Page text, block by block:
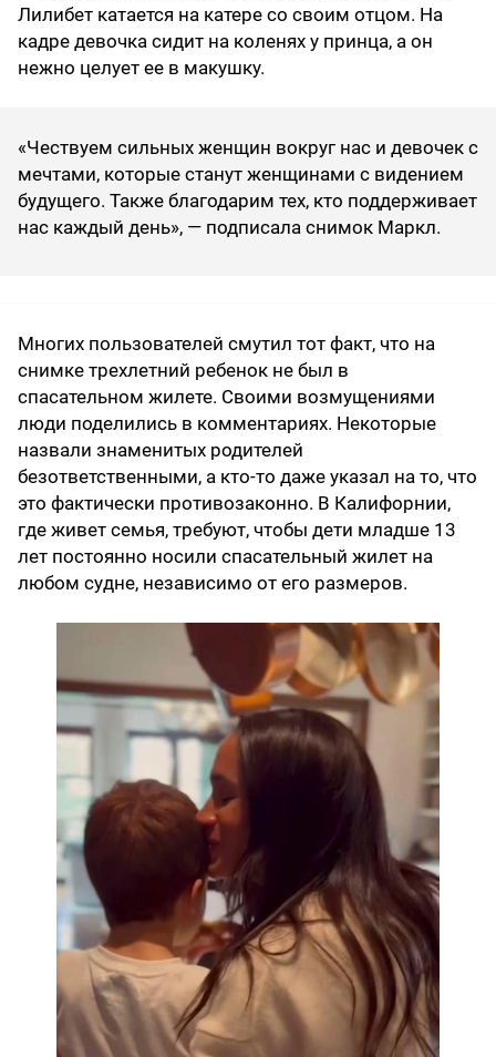
Лилибет катается на катере со своим отцом. На
кадре девочка сидит на коленях у принца, а он
нежно целует ее в макушку.
«Чествуем сильных женщин вокруг нас и девочек с
мечтами, которые станут женщинами с видением
будущего. Также благодарим тех, кто поддерживает
нас каждый день», — подписала снимок Маркл.
Многих пользователей смутил тот факт, что на
снимке трехлетний ребенок не был в
спасательном жилете. Своими возмущениями
люди поделились в комментариях. Некоторые
назвали знаменитых родителей
безответственными, а кто-то даже указал на то, что
это фактически противозаконно. В Калифорнии,
где живет семья, требуют, чтобы дети младше 13
лет постоянно носили спасательный жилет на
любом судне, независимо от его размеров.